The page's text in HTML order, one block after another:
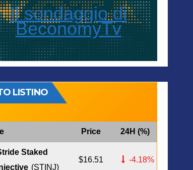
Il sondaggio di
BeconomyTv
LISTINO
Price 24H (%)
Staked
(STINJ)
$16.51 -4.18%